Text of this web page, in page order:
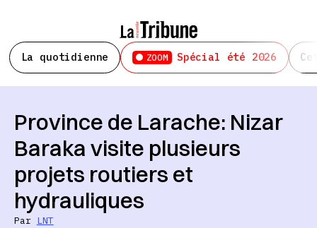
La quotidienne ZOOM Spécial été 2026
Province de Larache: Nizar
Baraka visite plusieurs
projets routiers et
hydrauliques
Par LNT